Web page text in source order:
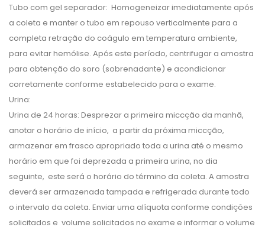
Tubo com gel separador: Homogeneizar imediatamente após
a coleta e manter o tubo em repouso verticalmente para a
completa retração do coágulo em temperatura ambiente,
para evitar hemólise. Após este período, centrifugar a amostra
para obtenção do soro (sobrenadante) e acondicionar
corretamente conforme estabelecido para o exame.
Urina:
Urina de 24 horas: Desprezar a primeira miccção da manhã,
anotar o horário de início, a partir da próxima miccção,
armazenar em frasco apropriado toda a urina até o mesmo
horário em que foi deprezada a primeira urina, no dia
seguinte, este será o horário do término da coleta. A amostra
deverá ser armazenada tampada e refrigerada durante todo
o intervalo da coleta. Enviar uma alíquota conforme condições
solicitados e volume solicitados no exame e informar o volume